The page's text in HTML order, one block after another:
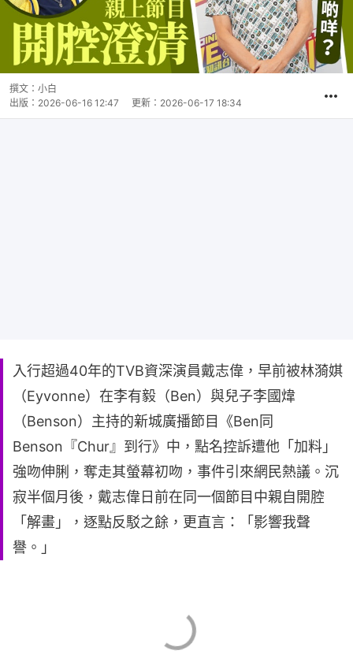
撰文： 小白
出版： 2026-06-16 12:47 更新： 2026-06-17 18:34
入行超過40年的TVB資深演員戴志偉，早前被林漪娸
（Eyvonne）在李有毅（Ben）與兒子李國煒
（Benson）主持的新城廣播節目《Ben同
Benson『Chur』到行》中，點名控訴遭他「加料」
強吻伸脷，奪走其螢幕初吻，事件引來網民熱議。沉
寂半個月後，戴志偉日前在同一個節目中親自開腔
「解畫」，逐點反駁之餘，更直言：「影響我聲
譽。」